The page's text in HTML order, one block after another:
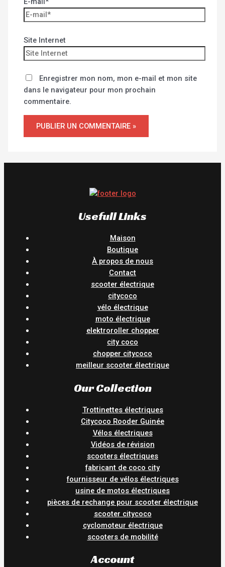
Site Internet
Enregistrer mon nom, mon e-mail et mon site
dans le navigateur pour mon prochain
commentaire.
Usefull Links
Maison
Boutique
À propos de nous
Contact
scooter électrique
citycoco
vélo électrique
moto électrique
elektroroller chopper
city coco
chopper citycoco
meilleur scooter électrique
Our Collection
Trottinettes électriques
Citycoco Rooder Guinée
Vélos électriques
Vidéos de révision
scooters électriques
fabricant de coco city
fournisseur de vélos électriques
usine de motos électriques
pièces de rechange pour scooter électrique
scooter citycoco
cyclomoteur électrique
scooters de mobilité
Account